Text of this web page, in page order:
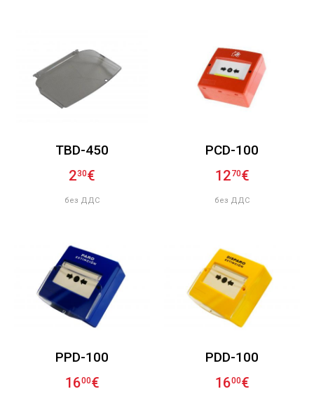
TBD-450
230€
без ДДС
PCD-100
1270€
без ДДС
PPD-100
1600€
PDD-100
1600€